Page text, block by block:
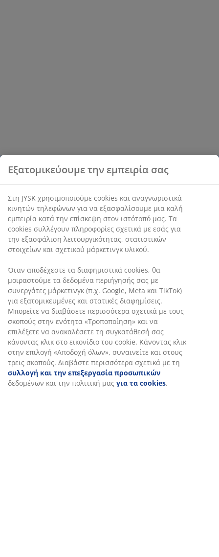
Εξατομικεύουμε την εμπειρία σας
Στη JYSK χρησιμοποιούμε cookies και αναγνωριστικά
κινητών τηλεφώνων για να εξασφαλίσουμε μια καλή
εμπειρία κατά την επίσκεψη στον ιστότοπό μας. Τα
cookies συλλέγουν πληροφορίες σχετικά με εσάς για
την εξασφάλιση λειτουργικότητας, στατιστικών
στοιχείων και σχετικού μάρκετινγκ υλικού.
Όταν αποδέχεστε τα διαφημιστικά cookies, θα
μοιραστούμε τα δεδομένα περιήγησής σας με
συνεργάτες μάρκετινγκ (π.χ. Google, Meta και TikTok)
για εξατομικευμένες και στατικές διαφημίσεις.
Μπορείτε να διαβάσετε περισσότερα σχετικά με τους
σκοπούς στην ενότητα «Τροποποίηση» και να
επιλέξετε να ανακαλέσετε τη συγκατάθεσή σας
κάνοντας κλικ στο εικονίδιο του cookie. Κάνοντας κλικ
στην επιλογή «Αποδοχή όλων», συναινείτε και στους
τρεις σκοπούς. Διαβάστε περισσότερα σχετικά με τη
συλλογή και την επεξεργασία προσωπικών
δεδομένων και την πολιτική μας για τα cookies.